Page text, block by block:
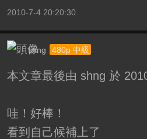
2010-7-4 20:20:30
shng 480p 中級
本文章最後由 shng 於
哇！好棒！
看到自己候補上了